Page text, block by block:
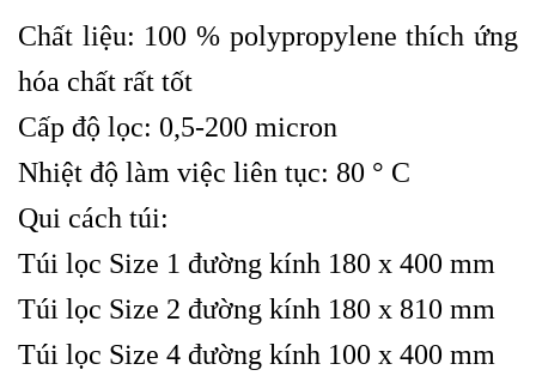
Chất liệu: 100 % polypropylene thích ứng
hóa chất rất tốt
Cấp độ lọc: 0,5-200 micron
Nhiệt độ làm việc liên tục: 80 ° C
Qui cách túi:
Túi lọc Size 1 đường kính 180 x 400 mm
Túi lọc Size 2 đường kính 180 x 810 mm
Túi lọc Size 4 đường kính 100 x 400 mm